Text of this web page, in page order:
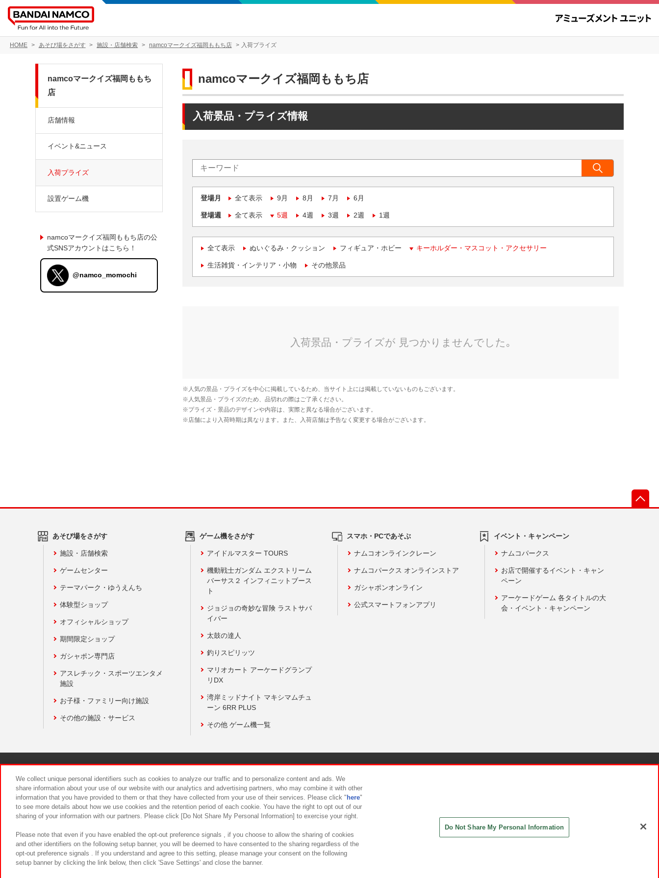
HOME あそび場をさがす 施設・店舗検索 namcoマークイズ福岡ももち店 入荷プライズ
namcoマークイズ福岡ももち店
入荷景品・プライズ情報
登場月 全て表示 9月 8月 7月 6月
登場週 全て表示 5週 4週 3週 2週 1週
全て表示 ぬいぐるみ・クッション フィギュア・ホビー キーホルダー・マスコット・アクセサリー
生活雑貨・インテリア・小物 その他景品
namcoマークイズ福岡ももち
店
店舗情報
イベント&ニュース
入荷プライズ
設置ゲーム機
namcoマークイズ福岡ももち店の公
式SNSアカウントはこちら！
@namco_momochi
あそび場をさがす
施設・店舗検索
ゲームセンター
テーマパーク・ゆうえんち
体験型ショップ
オフィシャルショップ
期間限定ショップ
ガシャポン専門店
アスレチック・スポーツエンタメ
施設
お子様・ファミリー向け施設
その他の施設・サービス
ゲーム機をさがす
アイドルマスター TOURS
機動戦士ガンダム エクストリーム
バーサス２ インフィニットブース
ト
ジョジョの奇妙な冒険 ラストサバ
イバー
太鼓の達人
釣りスピリッツ
マリオカート アーケードグランプ
リDX
湾岸ミッドナイト マキシマムチュ
ーン 6RR PLUS
その他 ゲーム機一覧
スマホ・PCであそぶ
ナムコオンラインクレーン
ナムコパークス オンラインストア
ガシャポンオンライン
公式スマートフォンアプリ
イベント・キャンペーン
ナムコパークス
お店で開催するイベント・キャン
ペーン
アーケードゲーム 各タイトルの大
会・イベント・キャンペーン
食品のご提供について カスタマーハラスメント対応方針
We collect unique personal identifiers such as cookies to analyze our traffic and to personalize content and ads. We
share information about your use of our website with our analytics and advertising partners, who may combine it with other
information that you have provided to them or that they have collected from your use of their services. Please click " here"
to see more details about how we use cookies and the retention period of each cookie. You have the right to opt out of our
sharing of your information with our partners. Please click [Do Not Share My Personal Information] to exercise your right.
Please note that even if you have enabled the opt-out preference signals , if you choose to allow the sharing of cookies
and other identifiers on the following setup banner, you will be deemed to have consented to the sharing regardless of the
opt-out preference signals . If you understand and agree to this setting, please manage your consent on the following
setup banner by clicking the link below, then click 'Save Settings' and close the banner.
Do Not Share My Personal Information